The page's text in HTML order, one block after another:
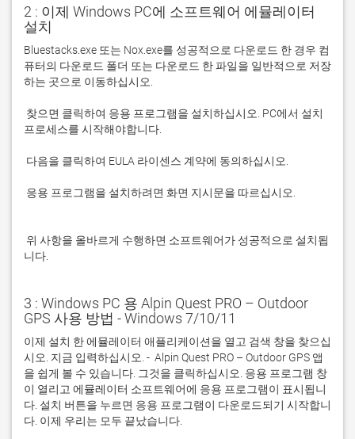
2 : 이제 Windows PC에 소프트웨어 에뮬레이터
설치
Bluestacks.exe 또는 Nox.exe를 성공적으로 다운로드 한 경우 컴
퓨터의 다운로드 폴더 또는 다운로드 한 파일을 일반적으로 저장
니다.
3 : Windows PC 용 Alpin Quest PRO – Outdoor
GPS 사용 방법 - Windows 7/10/11
이제 설치 한 에뮬레이터 애플리케이션을 열고 검색 창을 찾으십
시오. 지금 입력하십시오. -  Alpin Quest PRO – Outdoor GPS 앱
을 쉽게 볼 수 있습니다. 그것을 클릭하십시오. 응용 프로그램 창
이 열리고 에뮬레이터 소프트웨어에 응용 프로그램이 표시됩니
다. 설치 버튼을 누르면 응용 프로그램이 다운로드되기 시작합니